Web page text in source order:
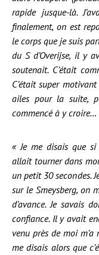
rapide jusque-là.
finalement, on est
le corps que je suis
du S d’Overijse, il y
soutenait. C’était
C’était super
ailes pour la suite,
commencé à y croire…
« Je me disais que
allait tourner dans
un petit 30 secondes.
sur le Smeysberg, on
d’avance. Je savais
confiance. Il y avait
venu près de moi m’a
me disais alors que